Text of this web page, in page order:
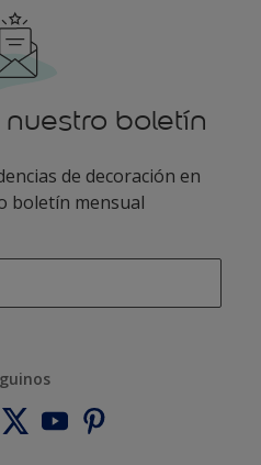
boletín
de decoración en
boletín mensual